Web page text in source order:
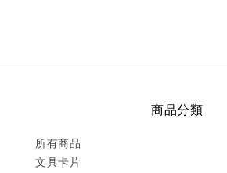
商品分類
所有商品
文具卡片